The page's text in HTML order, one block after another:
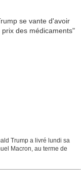
Trump a livré lundi sa
Macron, au terme de